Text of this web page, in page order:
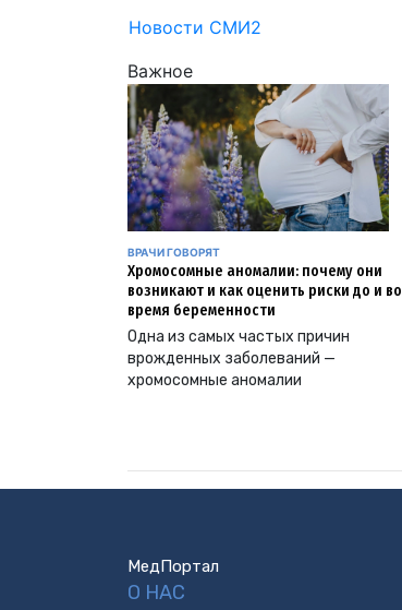
Новости СМИ2
Важное
ВРАЧИ ГОВОРЯТ
Хромосомные аномалии: почему они
возникают и как оценить риски до и во
время беременности
Одна из самых частых причин
врожденных заболеваний —
хромосомные аномалии
МедПортал
О НАС